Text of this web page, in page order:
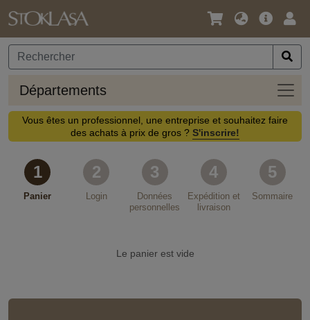
Langue
Devise
Offre
Départements
Vous êtes un professionnel, une entreprise et souhaitez faire
des achats à prix de gros ? S'inscrire!
1
Panier
2
Login
3
Données
personnelles
4
Expédition et
livraison
5
Sommaire
Le panier est vide